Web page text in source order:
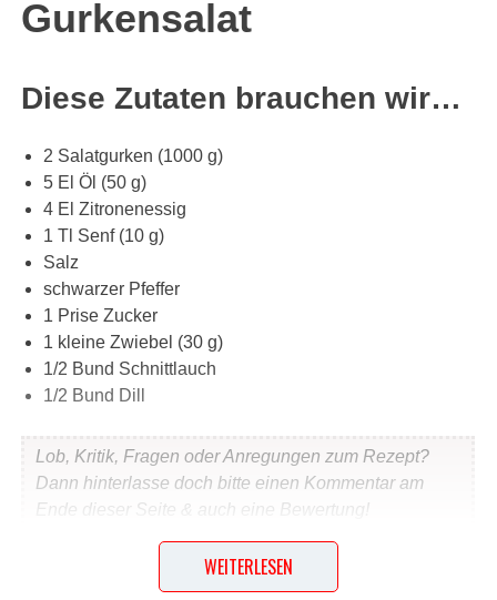
Gurkensalat
Diese Zutaten brauchen wir…
2 Salatgurken (1000 g)
5 El Öl (50 g)
4 El Zitronenessig
1 Tl Senf (10 g)
Salz
schwarzer Pfeffer
1 Prise Zucker
1 kleine Zwiebel (30 g)
1/2 Bund Schnittlauch
1/2 Bund Dill
Lob, Kritik, Fragen oder Anregungen zum Rezept?
Dann hinterlasse doch bitte einen Kommentar am
Ende dieser Seite & auch eine Bewertung!
Und so wird es gemacht…
WEITERLESEN